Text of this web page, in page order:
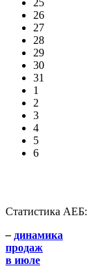
26
27
28
29
30
31
1
2
3
4
5
6
Статистика АЕБ:
– динамика
продаж
в июле